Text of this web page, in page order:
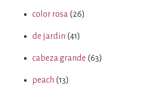
color rosa (26)
de jardin (41)
cabeza grande (63)
peach (13)